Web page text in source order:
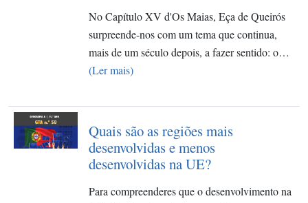
No Capítulo XV d'Os Maias, Eça de Queirós
surpreende-nos com um tema que continua,
mais de um século depois, a fazer sentido: o…
(Ler mais)
Quais são as regiões mais
desenvolvidas e menos
desenvolvidas na UE?
Para compreenderes que o desenvolvimento na